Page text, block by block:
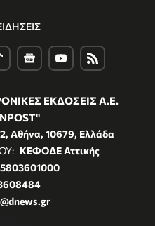
ΕΚΔΟΣΕΙΣ Α.Ε.
Αθήνα, 10679, Ελλάδα
ΚΕΦΟΔΕ Αττικής